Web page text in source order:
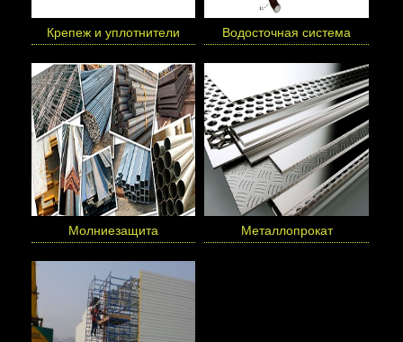
Крепеж и уплотнители Водосточная система
Молниезащита Металлопрокат